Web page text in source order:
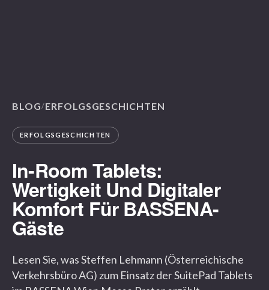
BLOG/ERFOLGSGESCHICHTEN
ERFOLGSGESCHICHTEN
In-Room Tablets:
Wertigkeit Und Digitaler
Komfort Für BASSENA-
Gäste
Lesen Sie, was Steffen Lehmann (Österreichische
Verkehrsbüro AG) zum Einsatz der SuitePad Tablets